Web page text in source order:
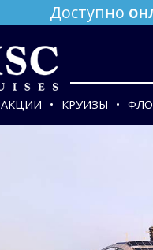
Доступно
АКЦИИ КРУИЗЫ